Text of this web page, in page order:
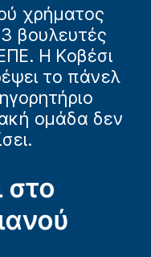
χρήματος
βουλευτές
Η Κοβέσι
το πάνελ
ομάδα δεν
στο